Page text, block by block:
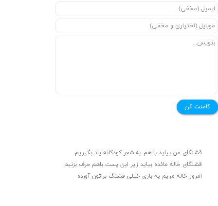
کامنت کن
قشنگای من بيايد با هم یه شعر کودکانه ياد بگیریم
قشنگای خاله مائده بیاید زیر این پست باهم حرف بزنیم
امروز خاله مریم یه بازی خیلی قشنگ براتون آورده